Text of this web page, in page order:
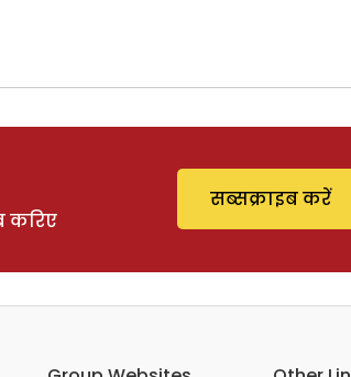
करिए
सब्सक्राइब करें